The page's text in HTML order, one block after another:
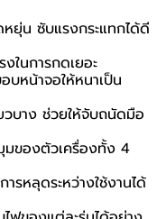
น ซับแรงกระแทกได้ดี
ในการกดเยอะ
หน้าจอให้หนาเป็น
วบาง ช่วยให้จับถนัดมือ
ของตัวเครื่องทั้ง 4
หลุดระหว่างใช้งานได้